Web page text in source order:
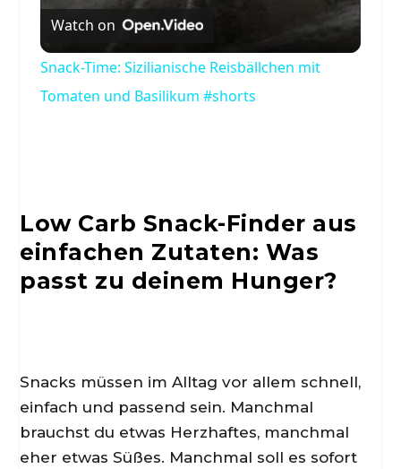
Watch on
Snack-Time: Sizilianische Reisbällchen mit
Tomaten und Basilikum #shorts
Low Carb Snack-Finder aus
einfachen Zutaten: Was
passt zu deinem Hunger?
Snacks müssen im Alltag vor allem schnell,
einfach und passend sein. Manchmal
brauchst du etwas Herzhaftes, manchmal
eher etwas Süßes. Manchmal soll es sofort